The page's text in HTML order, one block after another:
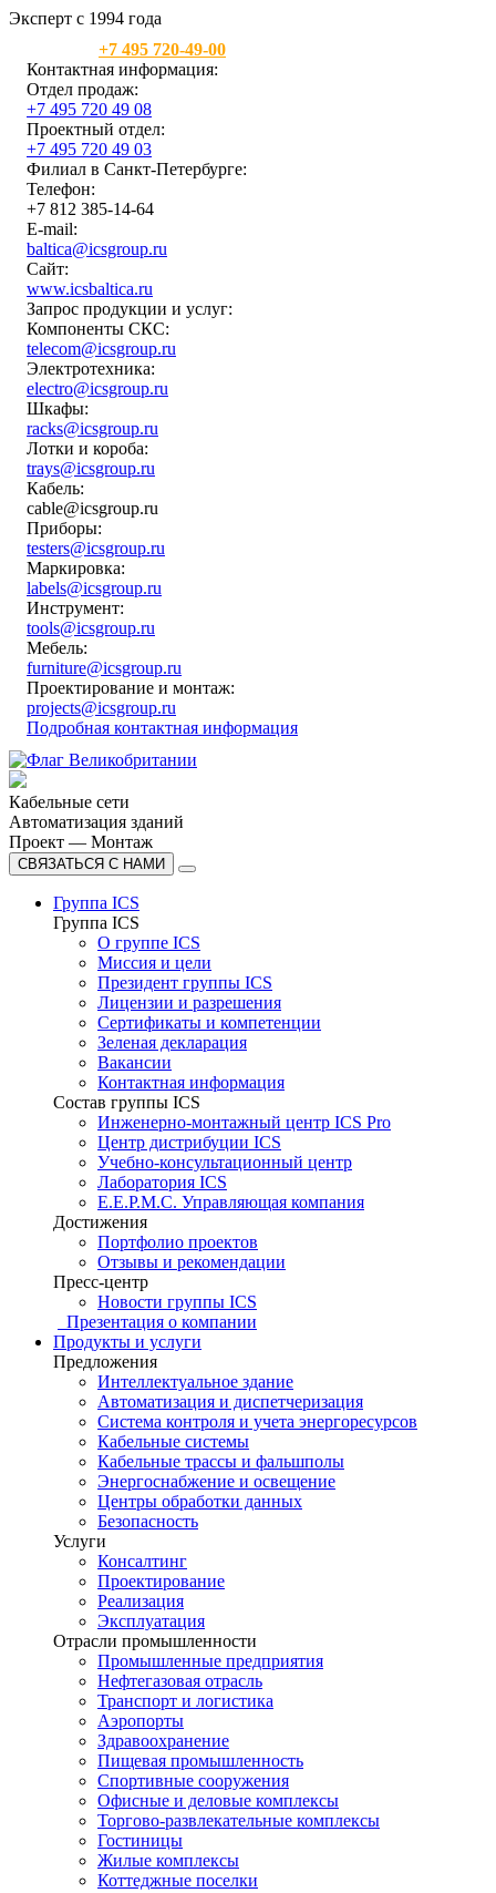
Эксперт с 1994 года
+7 495 720-49-00
Контактная информация:
Отдел продаж:
+7 495 720 49 08
Проектный отдел:
+7 495 720 49 03
Филиал в Санкт-Петербурге:
Телефон:
+7 812 385-14-64
E-mail:
baltica@icsgroup.ru
Сайт:
www.icsbaltica.ru
Запрос продукции и услуг:
Компоненты СКС:
telecom@icsgroup.ru
Электротехника:
electro@icsgroup.ru
Шкафы:
racks@icsgroup.ru
Лотки и короба:
trays@icsgroup.ru
Кабель:
cable@icsgroup.ru
Приборы:
testers@icsgroup.ru
Маркировка:
labels@icsgroup.ru
Инструмент:
tools@icsgroup.ru
Мебель:
furniture@icsgroup.ru
Проектирование и монтаж:
projects@icsgroup.ru
Подробная контактная информация
Кабельные сети
Автоматизация зданий
Проект — Монтаж
СВЯЗАТЬСЯ С НАМИ
Группа ICS
Группа ICS
О группе ICS
Миссия и цели
Президент группы ICS
Лицензии и разрешения
Сертификаты и компетенции
Зеленая декларация
Вакансии
Контактная информация
Состав группы ICS
Инженерно-монтажный центр ICS Pro
Центр дистрибуции ICS
Учебно-консультационный центр
Лаборатория ICS
E.E.P.M.C. Управляющая компания
Достижения
Портфолио проектов
Отзывы и рекомендации
Пресс-центр
Новости группы ICS
Презентация о компании
Продукты и услуги
Предложения
Интеллектуальное здание
Автоматизация и диспетчеризация
Система контроля и учета энергоресурсов
Кабельные системы
Кабельные трассы и фальшполы
Энергоснабжение и освещение
Центры обработки данных
Безопасность
Услуги
Консалтинг
Проектирование
Реализация
Эксплуатация
Отрасли промышленности
Промышленные предприятия
Нефтегазовая отрасль
Транспорт и логистика
Аэропорты
Здравоохранение
Пищевая промышленность
Спортивные сооружения
Офисные и деловые комплексы
Торгово-развлекательные комплексы
Гостиницы
Жилые комплексы
Коттеджные поселки